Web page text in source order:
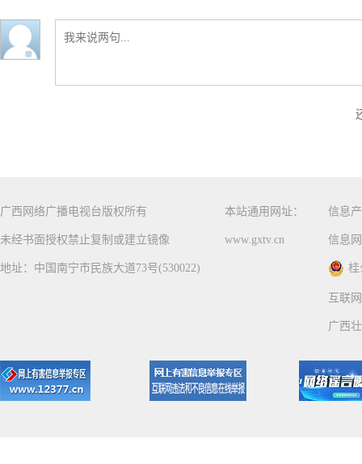
广西网络广播电视台版权所有
未经书面授权禁止复制或建立镜像
地址：中国南宁市民族大道73号(530022)
本站通用网址：
www.gxtv.cn
信息
信息
桂
互联
广西